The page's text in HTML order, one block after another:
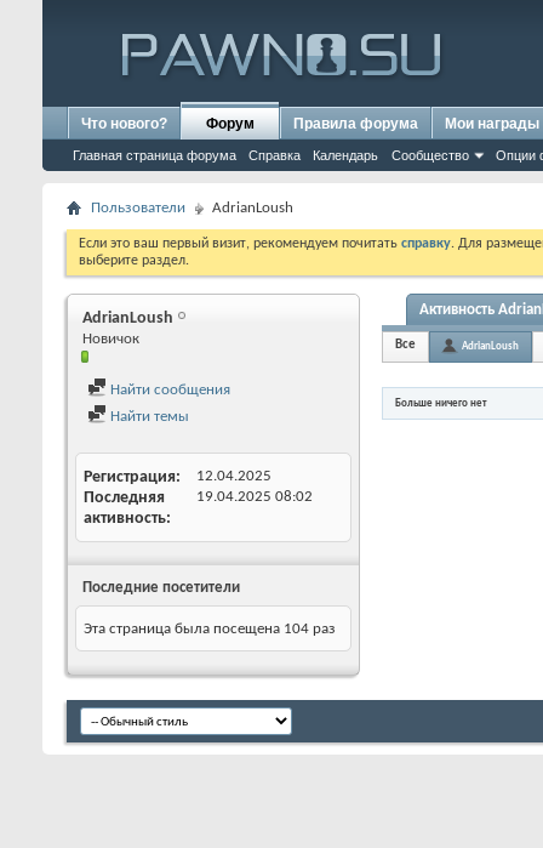
Что нового? Форум
Главная страница форума Справка Календарь Сообщество Опции
Правила форума Мои награды
Пользователи AdrianLoush
Если это ваш первый визит, рекомендуем почитать справку. Для
выберите раздел.
AdrianLoush
Новичок
Найти сообщения
Найти темы
Регистрация 12.04.2025
Последняя
активность
19.04.2025 08:02
Последние посетители
Эта страница была посещена 104 раз
Активность
Все AdrianLoush
Больше ничего нет